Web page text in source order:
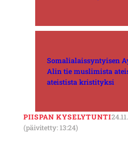
Somalialaissyntyisen
Alin tie muslimista
ateistista kristityksi
PIISPAN KYSELYTUNTI
(päivitetty: 13:24)